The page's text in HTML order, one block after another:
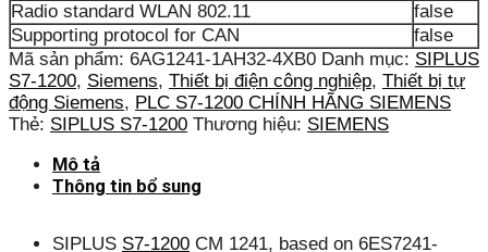
Radio standard WLAN 802.11
false
Supporting protocol for CAN
false
Mã sản phẩm: 6AG1241-1AH32-4XB0 Danh mục: SIPLUS
S7-1200, Siemens, Thiết bị điện công nghiệp, Thiết bị tự
động Siemens, PLC S7-1200 CHÍNH HÃNG SIEMENS
Thẻ: SIPLUS S7-1200 Thương hiệu: SIEMENS
Mô tả
Thông tin bổ sung
SIPLUS S7-1200 CM 1241, based on 6ES7241-